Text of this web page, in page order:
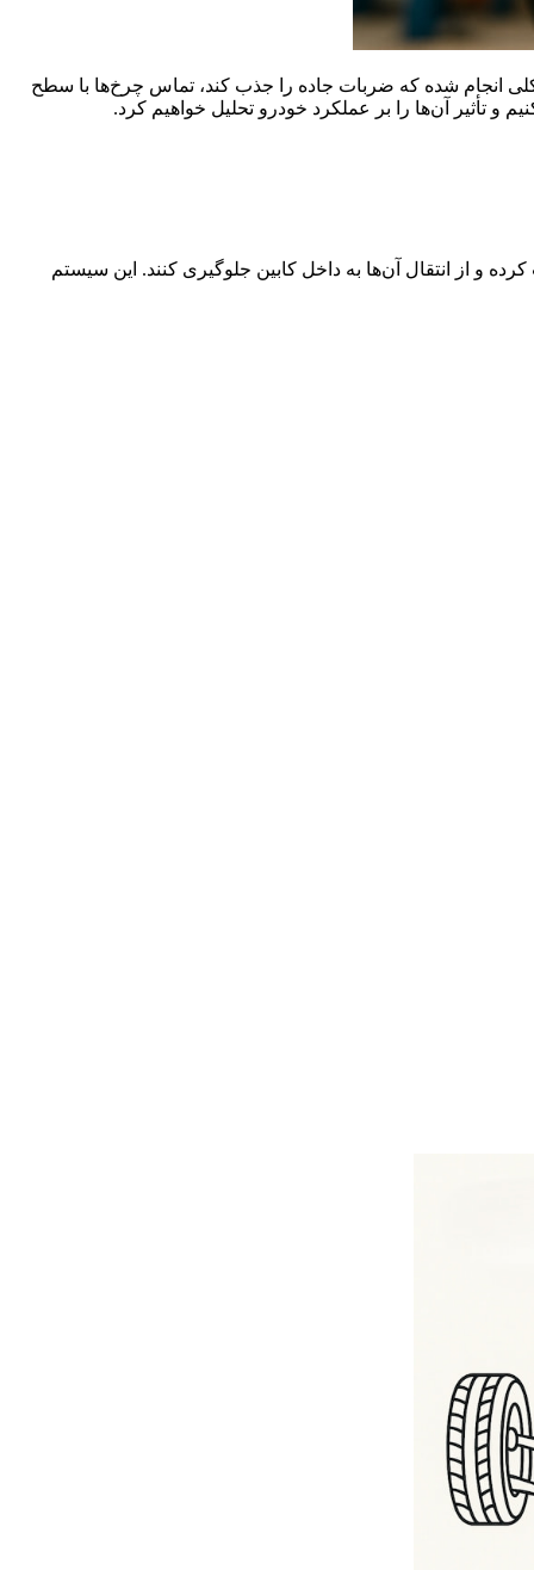
انجام شده که ضربات جاده را جذب کند، تماس چرخ‌ها با سطح
و تأثیر آن‌ها را بر عملکرد خودرو تحلیل خواهیم کرد.
و از انتقال آن‌ها به داخل کابین جلوگیری کنند. این سیستم